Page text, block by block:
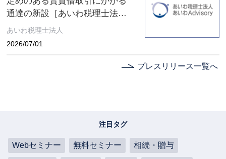
通達の新設［あいわ税理士法人
コラム］
あいわ税理士法人
2026/07/01
プレスリリース一覧へ
注目タグ
Webセミナー 無料セミナー 相続・贈与